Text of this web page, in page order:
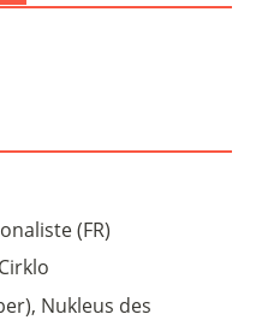
(FR)
Nukleus des